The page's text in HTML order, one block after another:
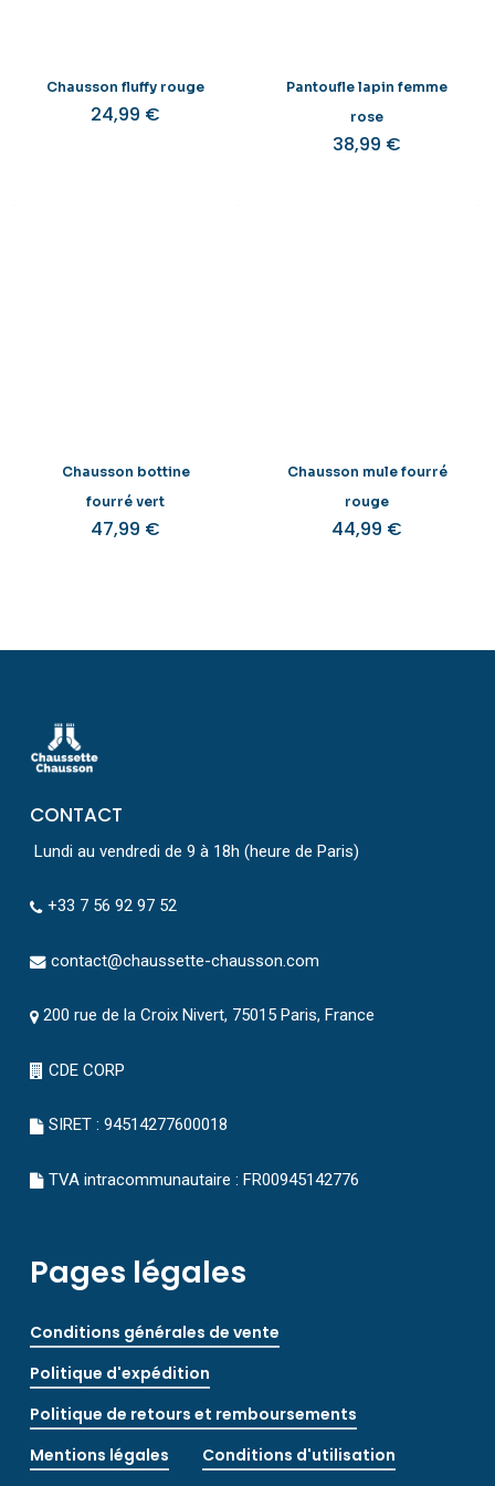
Chausson fluffy rouge
24,99 €
Pantoufle lapin femme
rose
38,99 €
Chausson bottine
fourré vert
47,99 €
Chausson mule fourré
rouge
44,99 €
CONTACT
Lundi au vendredi de 9 à 18h (heure de Paris)
+33 7 56 92 97 52
contact@chaussette-chausson.com
200 rue de la Croix Nivert, 75015 Paris, France
CDE CORP
SIRET : 94514277600018
TVA intracommunautaire : FR00945142776
Pages légales
Conditions générales de vente
Politique d'expédition
Politique de retours et remboursements
Mentions légales
Conditions d'utilisation